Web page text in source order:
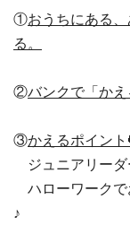
①おうちにある
る。
②バンクで「かえ
③かえるポイント
ジュニアリーダ
ハローワークで
♪